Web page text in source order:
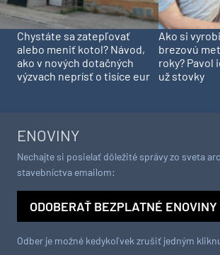
Chystáte sa zatepľovať
alebo meniť kotol? Návod,
ako v nových dotačných
výzvach neprísť o tisíce eur
Ako si
brezovú
roky? Pavol
už stovky
ENOVINY
Nechajte si posielať dôležité správy zo sveta
stavebníctva emailom:
ODOBERAŤ BEZPLATNÉ ENOVINY
Odber je možné kedykoľvek zrušiť jedným